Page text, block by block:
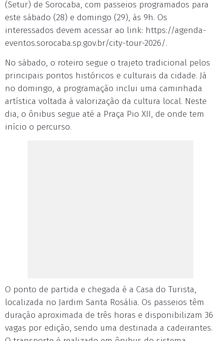
(Setur) de Sorocaba, com passeios programados para
este sábado (28) e domingo (29), às 9h. Os
interessados devem acessar ao link: https://agenda-
eventos.sorocaba.sp.gov.br/city-tour-2026/.
No sábado, o roteiro segue o trajeto tradicional pelos
principais pontos históricos e culturais da cidade. Já
no domingo, a programação inclui uma caminhada
artística voltada à valorização da cultura local. Neste
dia, o ônibus segue até a Praça Pio XII, de onde tem
início o percurso.
O ponto de partida e chegada é a Casa do Turista,
localizada no Jardim Santa Rosália. Os passeios têm
duração aproximada de três horas e disponibilizam 36
vagas por edição, sendo uma destinada a cadeirantes.